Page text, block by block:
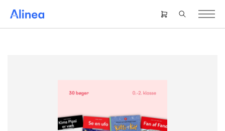
hovedindhold
Header
right